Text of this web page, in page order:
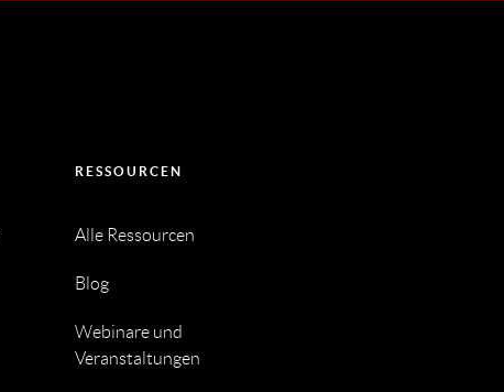
RESSOURCEN
Alle Ressourcen
Blog
Webinare und
Veranstaltungen